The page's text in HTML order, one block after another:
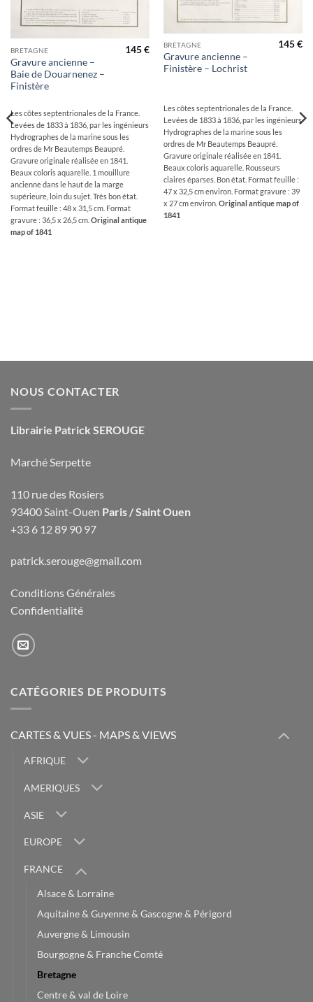
BRETAGNE
Gravure ancienne –
Baie de Douarnenez –
Finistère
145€
Les côtes septentrionales de la France.
Levées de 1833 à 1836, par les ingénieurs
Hydrographes de la marine sous les
ordres de Mr Beautemps Beaupré.
Gravure originale réalisée en 1841.
Beaux coloris aquarelle. 1 mouillure
ancienne dans le haut de la marge
supérieure, loin du sujet. Très bon état.
Format feuille : 48 x 31,5 cm. Format
gravure : 36,5 x 26,5 cm. Original antique
map of 1841
BRETAGNE
Gravure ancienne –
Finistère – Lochrist
145€
Les côtes septentrionales de la France.
Levées de 1833 à 1836, par les ingénieurs
Hydrographes de la marine sous les
ordres de Mr Beautemps Beaupré.
Gravure originale réalisée en 1841.
Beaux coloris aquarelle. Rousseurs
claires éparses. Bon état. Format feuille :
47 x 32,5 cm environ. Format gravure : 39
x 27 cm environ. Original antique map of
1841
NOUS CONTACTER
Librairie Patrick SEROUGE
Marché Serpette
110 rue des Rosiers
93400 Saint-Ouen Paris / Saint Ouen
+33 6 12 89 90 97
patrick.serouge@gmail.com
Conditions Générales
Confidentialité
CATÉGORIES DE PRODUITS
CARTES & VUES - MAPS & VIEWS
AFRIQUE
AMERIQUES
ASIE
EUROPE
FRANCE
Alsace & Lorraine
Aquitaine & Guyenne & Gascogne & Périgord
Auvergne & Limousin
Bourgogne & Franche Comté
Bretagne
Centre & val de Loire